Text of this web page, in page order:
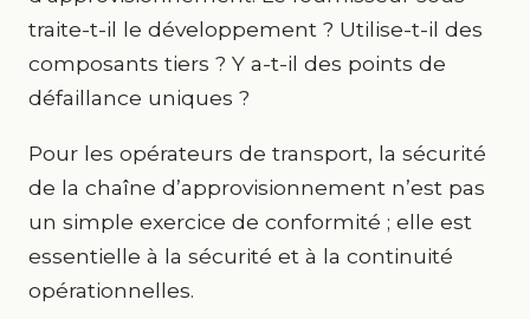
traite-t-il le développement ? Utilise-t-il des
composants tiers ? Y a-t-il des points de
défaillance uniques ?
Pour les opérateurs de transport, la sécurité
de la chaîne d’approvisionnement n’est pas
un simple exercice de conformité ; elle est
essentielle à la sécurité et à la continuité
opérationnelles.